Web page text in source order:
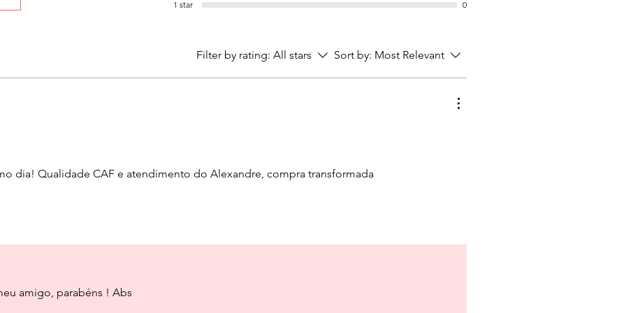
de alta qualidade.
1 star 0
Filter by rating: All stars Sort by: Most Relevant
dia! Qualidade CAF e atendimento do Alexandre, compra transformada
amigo, parabéns ! Abs